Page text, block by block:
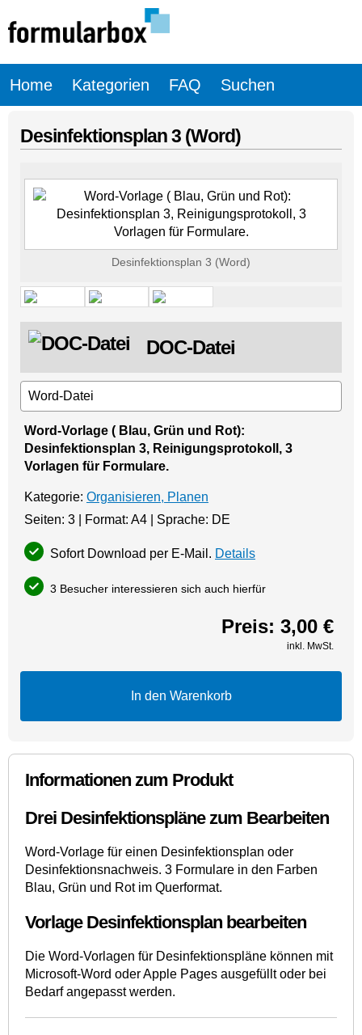
Home Kategorien FAQ Suchen
Desinfektionsplan 3 (Word)
Desinfektionsplan 3 (Word)
DOC-Datei
Word-Vorlage ( Blau, Grün und Rot):
Desinfektionsplan 3, Reinigungsprotokoll, 3
Vorlagen für Formulare.
Kategorie: Organisieren, Planen
Seiten: 3 | Format: A4 | Sprache: DE
Sofort Download per E-Mail. Details
3 Besucher interessieren sich auch hierfür
Preis: 3,00 €
inkl. MwSt.
In den Warenkorb
Informationen zum Produkt
Drei Desinfektionspläne zum Bearbeiten
Word-Vorlage für einen Desinfektionsplan oder
Desinfektionsnachweis. 3 Formulare in den Farben
Blau, Grün und Rot im Querformat.
Vorlage Desinfektionsplan bearbeiten
Die Word-Vorlagen für Desinfektionspläne können mit
Microsoft-Word oder Apple Pages ausgefüllt oder bei
Bedarf angepasst werden.